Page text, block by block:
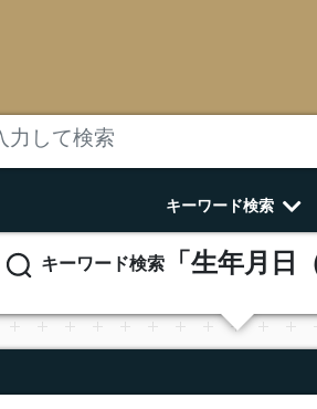
キーワード検索
キーワード検索 「生年月日